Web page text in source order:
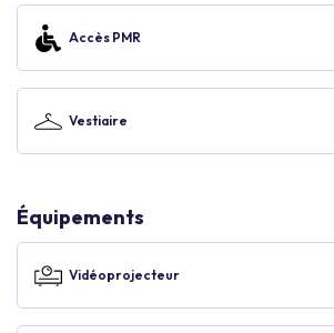
Accès PMR
Vestiaire
Équipements
Vidéoprojecteur